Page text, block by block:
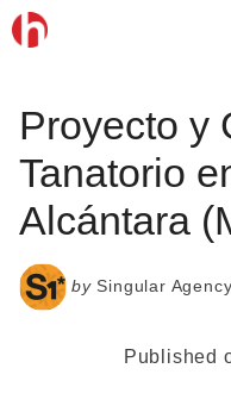
Skip
to
Proyecto y
Tanatorio
Alcántara
by Singular Agency
Published